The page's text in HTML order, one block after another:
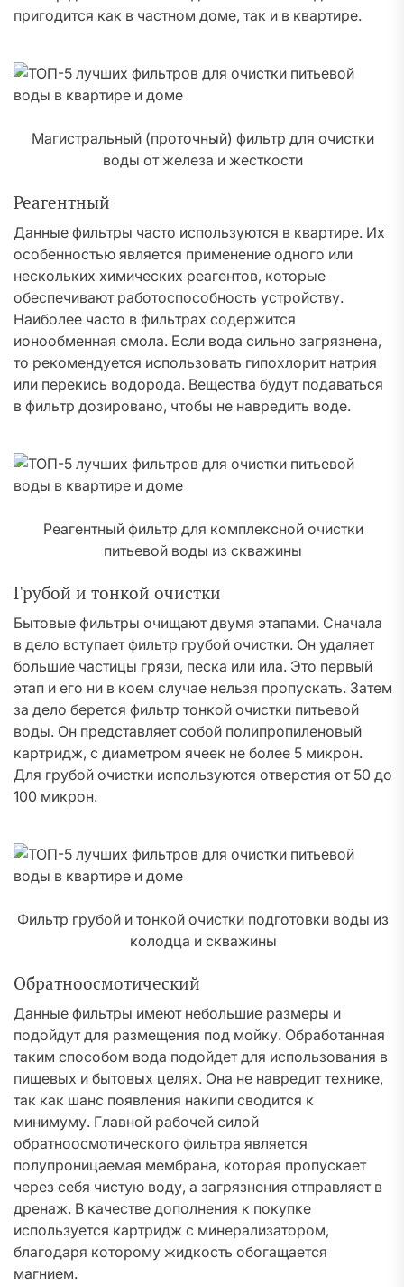
пригодится как в частном доме, так и в квартире.
Магистральный (проточный) фильтр для очистки
воды от железа и жесткости
Реагентный
Данные фильтры часто используются в квартире. Их
особенностью является применение одного или
нескольких химических реагентов, которые
обеспечивают работоспособность устройству.
Наиболее часто в фильтрах содержится
ионообменная смола. Если вода сильно загрязнена,
то рекомендуется использовать гипохлорит натрия
или перекись водорода. Вещества будут подаваться
в фильтр дозировано, чтобы не навредить воде.
Реагентный фильтр для комплексной очистки
питьевой воды из скважины
Грубой и тонкой очистки
Бытовые фильтры очищают двумя этапами. Сначала
в дело вступает фильтр грубой очистки. Он удаляет
большие частицы грязи, песка или ила. Это первый
этап и его ни в коем случае нельзя пропускать. Затем
за дело берется фильтр тонкой очистки питьевой
воды. Он представляет собой полипропиленовый
картридж, с диаметром ячеек не более 5 микрон.
Для грубой очистки используются отверстия от 50 до
100 микрон.
Фильтр грубой и тонкой очистки подготовки воды из
колодца и скважины
Обратноосмотический
Данные фильтры имеют небольшие размеры и
подойдут для размещения под мойку. Обработанная
таким способом вода подойдет для использования в
пищевых и бытовых целях. Она не навредит технике,
так как шанс появления накипи сводится к
минимуму. Главной рабочей силой
обратноосмотического фильтра является
полупроницаемая мембрана, которая пропускает
через себя чистую воду, а загрязнения отправляет в
дренаж. В качестве дополнения к покупке
используется картридж с минерализатором,
благодаря которому жидкость обогащается
магнием.